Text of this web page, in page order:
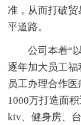
准，从而打破
平道路。
公司本着“以
逐年加大员工
员工办理合作
1000万打造面
ktv、健身房、